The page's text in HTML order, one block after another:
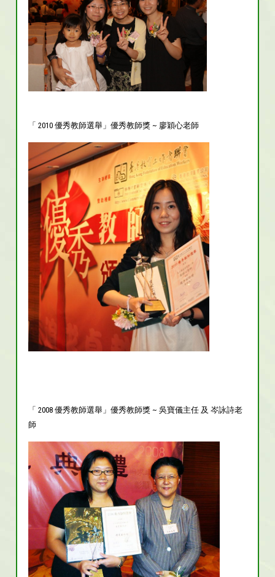
「 2010 優秀教師選舉」優秀教師獎 ~ 廖穎心老師
「 2008 優秀教師選舉」優秀教師獎 ~ 吳寶儀主任 及 岑詠詩老
師